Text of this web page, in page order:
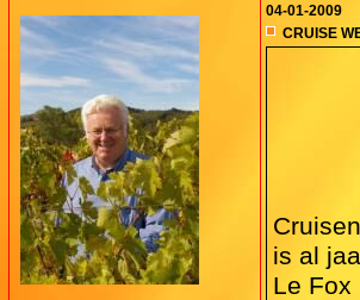
04-01-2009
CRUISE
is al
Le Fox